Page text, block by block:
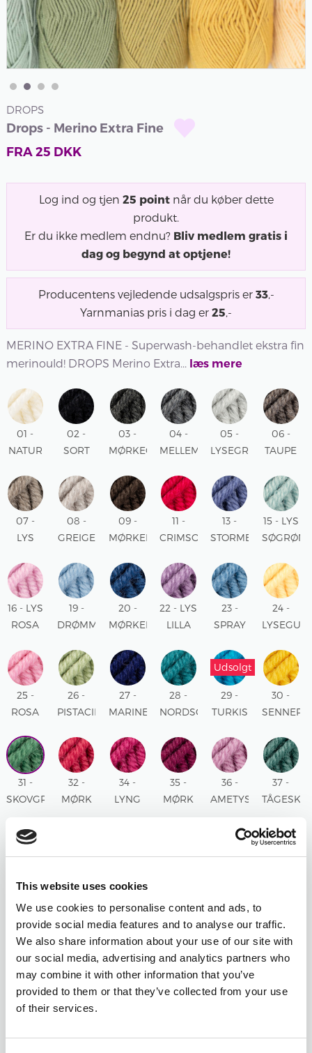
This website uses cookies
We use cookies to personalise content and ads, to
provide social media features and to analyse our traffic.
We also share information about your use of our site with
our social media, advertising and analytics partners who
may combine it with other information that you’ve
provided to them or that they’ve collected from your use
of their services.
DROPS
Drops - Merino Extra Fine
FRA25 DKK
Log ind og tjen 25 pointnår du køber dette
produkt.
Er du ikke medlem endnu? Bliv medlem gratis i
dag og begynd at optjene!
Producentens vejledende udsalgspris er 33,-
Yarnmanias pris i dag er 25,-
MERINO EXTRA FINE - Superwash-behandlet ekstra fin
merinould! DROPS Merino Extra... læs mere
01 -
NATUR
02 -
SORT
03 -
MØRKEGRÅ
04 -
MELLEMGRÅ
05 -
LYSEGRÅ
06 -
TAUPE
07 -
LYS
MIX
08 -
GREIGE
09 -
MØRKEBRUN
11 -
CRIMSON
UNI
13 -
STORMBLÅ
15 - LYS
SØGRØN
16 - LYS
ROSA
19 -
DRØMMEBLÅ
20 -
MØRKEBLÅ
22 - LYS
LILLA
23 -
SPRAY
UNI
24 -
LYSEGUL
25 -
ROSA
26 -
PISTACIE
27 -
MARINEBLÅ
28 -
NORDSØ
Udsolgt
29 -
TURKIS
30 -
SENNEP
31 -
SKOVGRØN
32 -
MØRK
34 -
LYNG
35 -
MØRK
36 -
AMETYST
37 -
BLÅ
TÅGE
UNI
ISBLÅ
UNI
STØVET
ROSA
UNI
UNI
UNI
UNI
45 -
BLUSH
MIX
46 -
ØRKENROSE
MIX
47 -
SALVIE
GRØN
48 -
BORDEAUX
UNI
49 -
CHOKOLADE
UNI
50 -
BEIGE